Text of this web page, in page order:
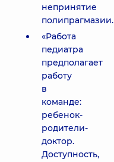
непринятие
полипрагмазии.
«Работа
педиатра
предполагает
работу
в
команде:
ребенок-
родители-
доктор.
Доступность,